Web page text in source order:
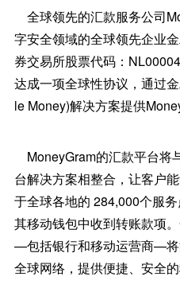
全球领先的汇款服务公司
字安全领域的全球领先企业
券交易所股票代码：
达成一项全球性协议，通过
le Money)解决方案提供
MoneyGram的汇款平台将
台解决方案相整合，让客户
于全球各地的 284,000个服
其移动钱包中收到转账款项
—包括银行和移动运营商—将
全球网络，提供便捷、安全的